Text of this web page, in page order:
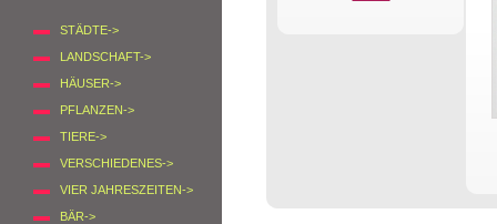
STÄDTE->
LANDSCHAFT->
HÄUSER->
PFLANZEN->
TIERE->
VERSCHIEDENES->
VIER JAHRESZEITEN->
BÄR->